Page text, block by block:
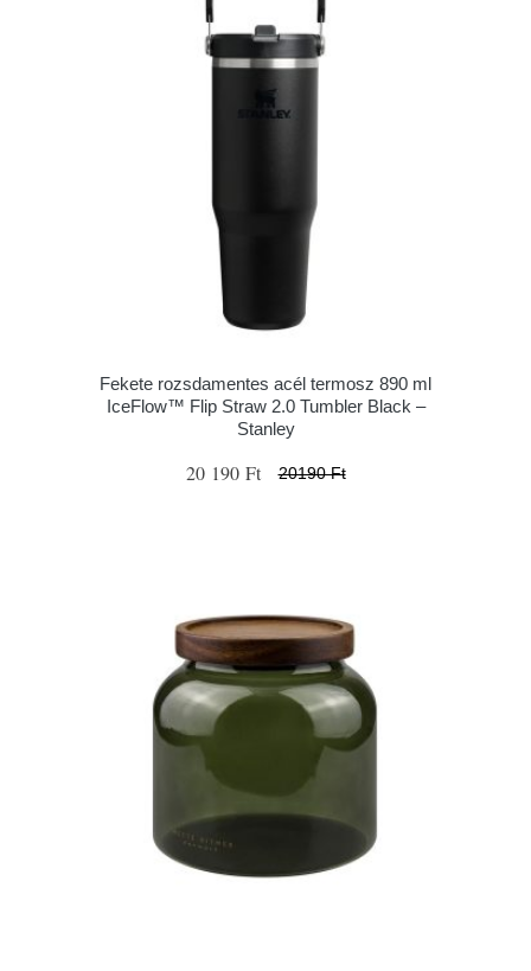
Fekete rozsdamentes acél termosz 890 ml
IceFlow™ Flip Straw 2.0 Tumbler Black –
Stanley
20 190 Ft 20190 Ft